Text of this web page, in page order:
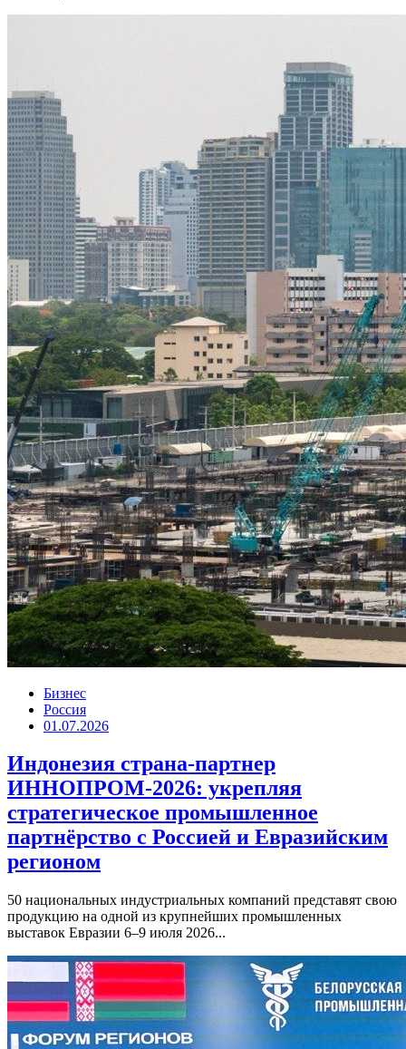
Бизнес
Россия
01.07.2026
Индонезия страна-партнер
ИННОПРОМ-2026: укрепляя
стратегическое промышленное
партнёрство с Россией и Евразийским
регионом
50 национальных индустриальных компаний представят свою
продукцию на одной из крупнейших промышленных
выставок Евразии 6–9 июля 2026...